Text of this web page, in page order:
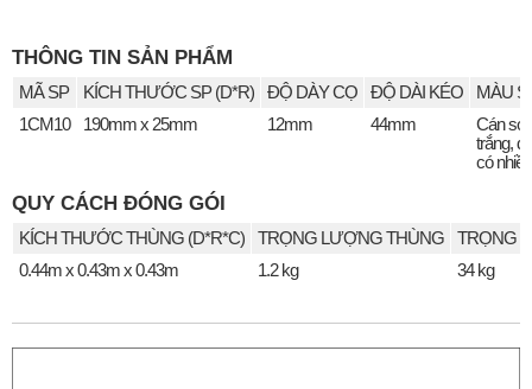
THÔNG TIN SẢN PHẨM
MÃ SP KÍCH THƯỚC SP (D*R) ĐỘ DÀY CỌ ĐỘ DÀI KÉO
MÀU
1CM10
190mm x 25mm 12mm 44mm
Cán
trắng,
có
QUY CÁCH ĐÓNG GÓI
KÍCH THƯỚC THÙNG (D*R*C) TRỌNG LƯỢNG THÙNG
TRỌNG
0.44m x 0.43m x 0.43m
1.2 kg 34 kg